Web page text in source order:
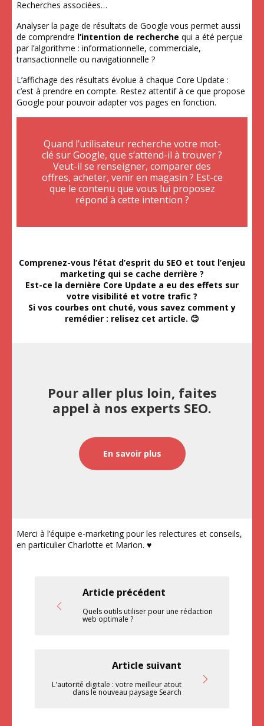
Recherches associées…
Analyser la page de résultats de Google vous permet aussi
de comprendre l’intention de recherche qui a été perçue
par l’algorithme : informationnelle, commerciale,
transactionnelle ou navigationnelle ?
L’affichage des résultats évolue à chaque Core Update :
c’est à prendre en compte. Restez attentif à ce que propose
Google pour pouvoir adapter vos pages en fonction.
Quand l’utilisateur recherche votre mot-
clé sur Google, que s’attend-il à trouver ?
Veut-il se renseigner, comparer des
offres, acheter, venir en magasin ? Est-ce
que le contenu que vous lui proposez
répond à cette intention ?
Comprenez-vous l’état d’esprit du SEO et tout l’enjeu
marketing qui se cache derrière ?
Est-ce la dernière Core Update a eu des effets sur
votre visibilité et votre trafic ?
Si vos courbes ont chuté, vous savez comment y
remédier : relisez cet article. 😊
Pour aller plus loin, faites
appel à nos experts SEO.
En savoir plus
Merci à l’équipe e-marketing pour les relectures et conseils,
en particulier Charlotte et Marion. ♥
Article précédent
Quels outils utiliser pour une rédaction
web optimale ?
Article suivant
L'autorité digitale : votre meilleur atout
dans le nouveau paysage Search